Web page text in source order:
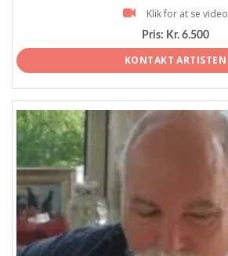
Klik for at se video
Pris: Kr. 6.500
KONTAKT ARTISTEN